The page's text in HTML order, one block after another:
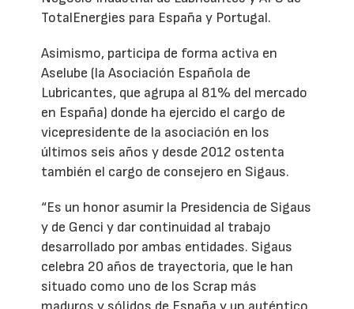
TotalEnergies para España y Portugal.
Asimismo, participa de forma activa en
Aselube (la Asociación Española de
Lubricantes, que agrupa al 81% del mercado
en España) donde ha ejercido el cargo de
vicepresidente de la asociación en los
últimos seis años y desde 2012 ostenta
también el cargo de consejero en Sigaus.
“Es un honor asumir la Presidencia de Sigaus
y de Genci y dar continuidad al trabajo
desarrollado por ambas entidades. Sigaus
celebra 20 años de trayectoria, que le han
situado como uno de los Scrap más